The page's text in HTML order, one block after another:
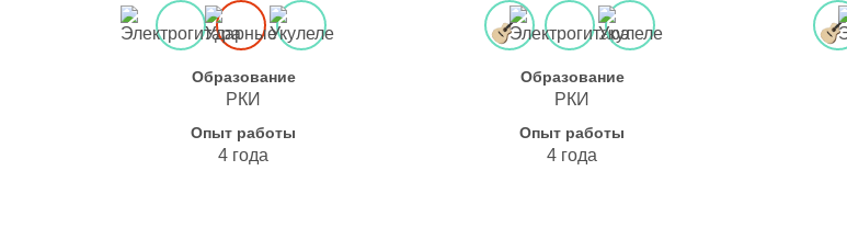
Образование
РКИ
Опыт работы
4 года
Образование
РКИ
Опыт работы
4 года